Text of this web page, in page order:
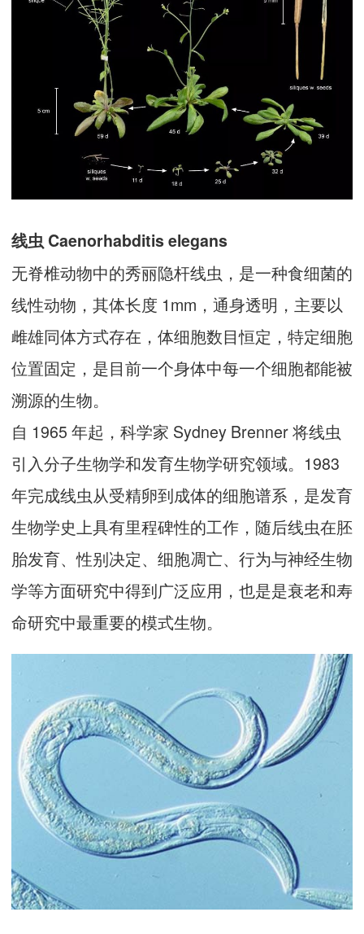
线虫 Caenorhabditis elegans
无脊椎动物中的秀丽隐杆线虫，是一种食细菌的
线性动物，其体长度 1mm，通身透明，主要以
雌雄同体方式存在，体细胞数目恒定，特定细胞
位置固定，是目前一个身体中每一个细胞都能被
溯源的生物。
自 1965 年起，科学家 Sydney Brenner 将线虫
引入分子生物学和发育生物学研究领域。1983
年完成线虫从受精卵到成体的细胞谱系，是发育
生物学史上具有里程碑性的工作，随后线虫在胚
胎发育、性别决定、细胞凋亡、行为与神经生物
学等方面研究中得到广泛应用，也是是衰老和寿
命研究中最重要的模式生物。